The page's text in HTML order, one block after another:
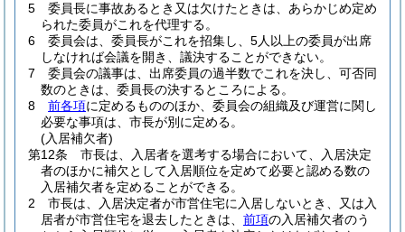
5
委員長に事故あるとき又は欠けたときは、あらかじめ定め
られた委員がこれを代理する。
6
委員会は、委員長がこれを招集し、5人以上の委員が出席
しなければ会議を開き、議決することができない。
7
委員会の議事は、出席委員の過半数でこれを決し、可否同
数のときは、委員長の決するところによる。
8
前各項に定めるもののほか、委員会の組織及び運営に関し
必要な事項は、市長が別に定める。
(入居補欠者)
第12条
市長は、入居者を選考する場合において、入居決定
者のほかに補欠として入居順位を定めて必要と認める数の
入居補欠者を定めることができる。
2
市長は、入居決定者が市営住宅に入居しないとき、又は入
居者が市営住宅を退去したときは、 前項の入居補欠者のう